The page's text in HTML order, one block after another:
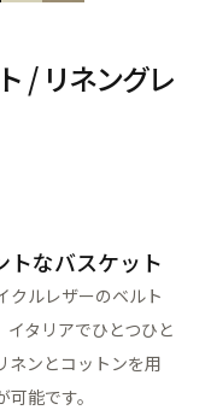
/ リネングレ
トなバスケット
クルレザーのベルト
タリアでひとつひと
ネンとコットンを用
能です。